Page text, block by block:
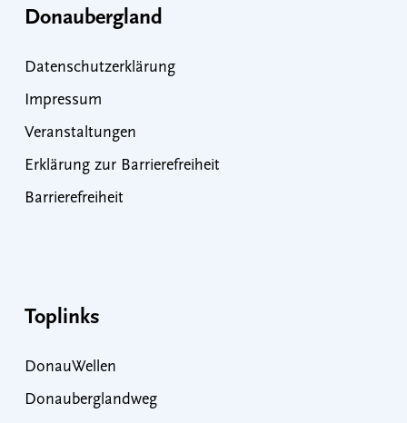
Donaubergland
Datenschutzerklärung
Impressum
Veranstaltungen
Erklärung zur Barrierefreiheit
Barrierefreiheit
Toplinks
DonauWellen
Donauberglandweg